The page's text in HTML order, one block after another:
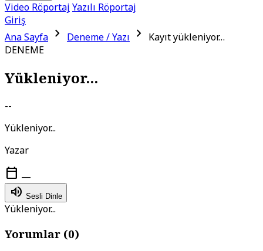
Video Röportaj Yazılı Röportaj
Giriş
Ana Sayfa chevron_right Deneme / Yazı chevron_right Kayıt yükleniyor…
DENEME
Yükleniyor...
--
Yükleniyor...
Yazar
calendar_today —
volume_up Sesli Dinle
Yükleniyor...
Yorumlar (0)